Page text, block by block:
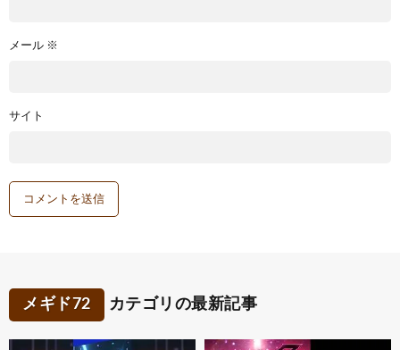
メール ※
サイト
メギド72 カテゴリの最新記事